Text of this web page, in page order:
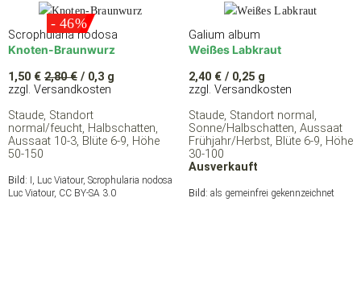
- 46%
Scrophularia nodosa
Knoten-Braunwurz
1,50 € 2,80€ / 0,3 g
zzgl. Versandkosten
Staude, Standort
normal/feucht, Halbschatten,
Aussaat 10-3, Blüte 6-9, Höhe
50-150
Bild: I, Luc Viatour, Scrophularia nodosa
Luc Viatour, CC BY-SA 3.0
Galium album
Weißes Labkraut
2,40 € / 0,25 g
zzgl. Versandkosten
Staude, Standort normal,
Sonne/Halbschatten, Aussaat
Frühjahr/Herbst, Blüte 6-9, Höhe
30-100
Ausverkauft
Bild: als gemeinfrei gekennzeichnet